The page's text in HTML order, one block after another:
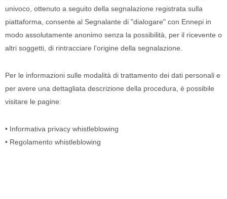
univoco, ottenuto a seguito della segnalazione registrata sulla
piattaforma, consente al Segnalante di "dialogare" con Ennepi in
modo assolutamente anonimo senza la possibilità, per il ricevente o
altri soggetti, di rintracciare l'origine della segnalazione.
Per le informazioni sulle modalità di trattamento dei dati personali e
per avere una dettagliata descrizione della procedura, è possibile
visitare le pagine:
• Informativa privacy whistleblowing
• Regolamento whistleblowing